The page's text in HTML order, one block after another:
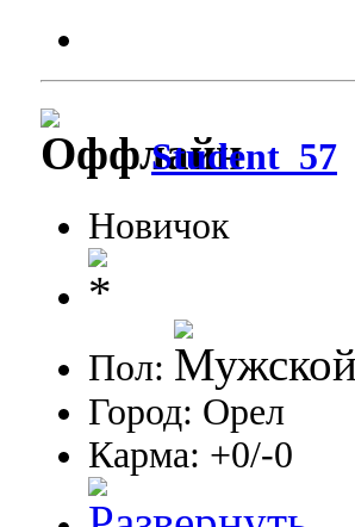
Student_57
Новичок
Пол:
Город: Орел
Карма: +0/-0